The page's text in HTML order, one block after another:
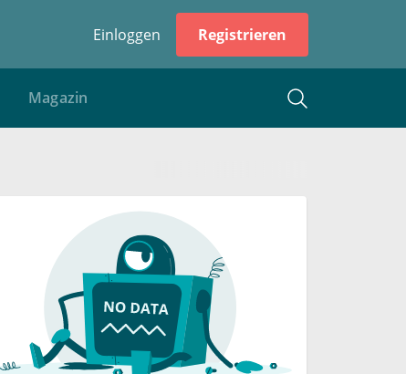
Einloggen Registrieren
Magazin